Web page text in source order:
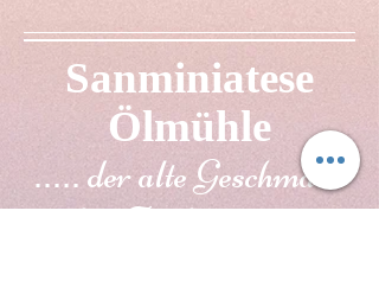
Sanminiatese
Ölmühle
..... der alte Geschmack
der Tradition